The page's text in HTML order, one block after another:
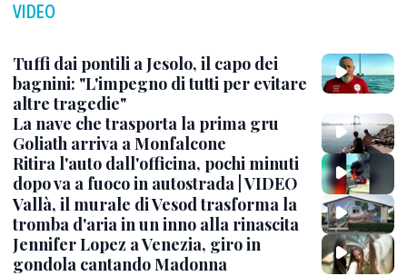
VIDEO
Tuffi dai pontili a Jesolo, il capo dei
bagnini: "L'impegno di tutti per evitare
altre tragedie"
La nave che trasporta la prima gru
Goliath arriva a Monfalcone
Ritira l'auto dall'officina, pochi minuti
dopo va a fuoco in autostrada | VIDEO
Vallà, il murale di Vesod trasforma la
tromba d'aria in un inno alla rinascita
Jennifer Lopez a Venezia, giro in
gondola cantando Madonna